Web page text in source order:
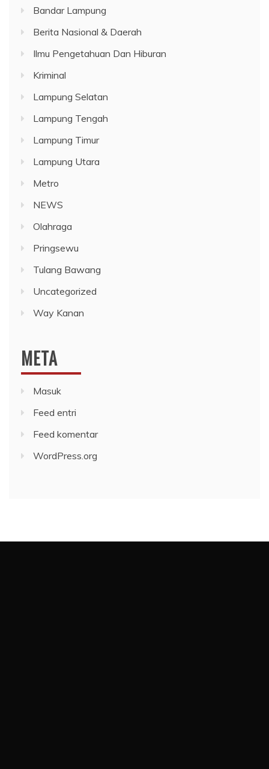
Bandar Lampung
Berita Nasional & Daerah
Ilmu Pengetahuan Dan Hiburan
Kriminal
Lampung Selatan
Lampung Tengah
Lampung Timur
Lampung Utara
Metro
NEWS
Olahraga
Pringsewu
Tulang Bawang
Uncategorized
Way Kanan
META
Masuk
Feed entri
Feed komentar
WordPress.org